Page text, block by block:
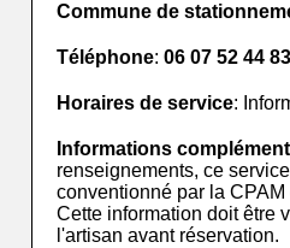
Commune de
Téléphone:06 07 52 44 83
Horaires de service:
Informations
renseignements, ce
conventionné par la
Cette information doit être
l'artisan avant réservation.